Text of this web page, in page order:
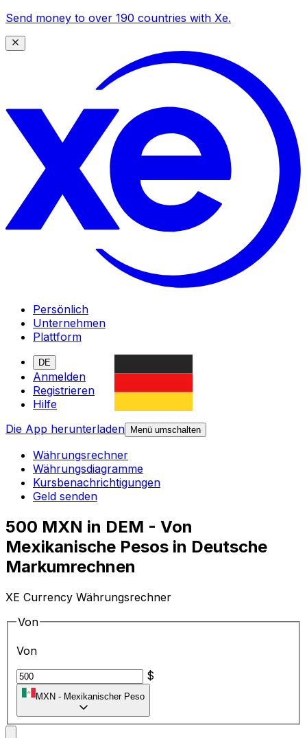
Send money to over 190 countries with Xe.
Persönlich
Unternehmen
Plattform
DE
Anmelden
Registrieren
Hilfe
Die App herunterladen
Menü umschalten
Währungsrechner
Währungsdiagramme
Kursbenachrichtigungen
Geld senden
500 MXN in DEM - Von
Mexikanische Pesos in Deutsche
Markumrechnen
XE Currency Währungsrechner
Von
Von
$
MXN - Mexikanischer Peso